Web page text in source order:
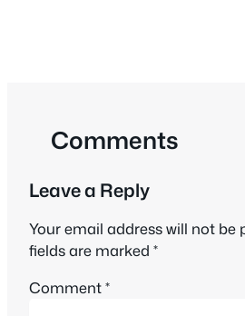
Comments
Leave a Reply
Your email address will not be
fields are marked *
Comment*